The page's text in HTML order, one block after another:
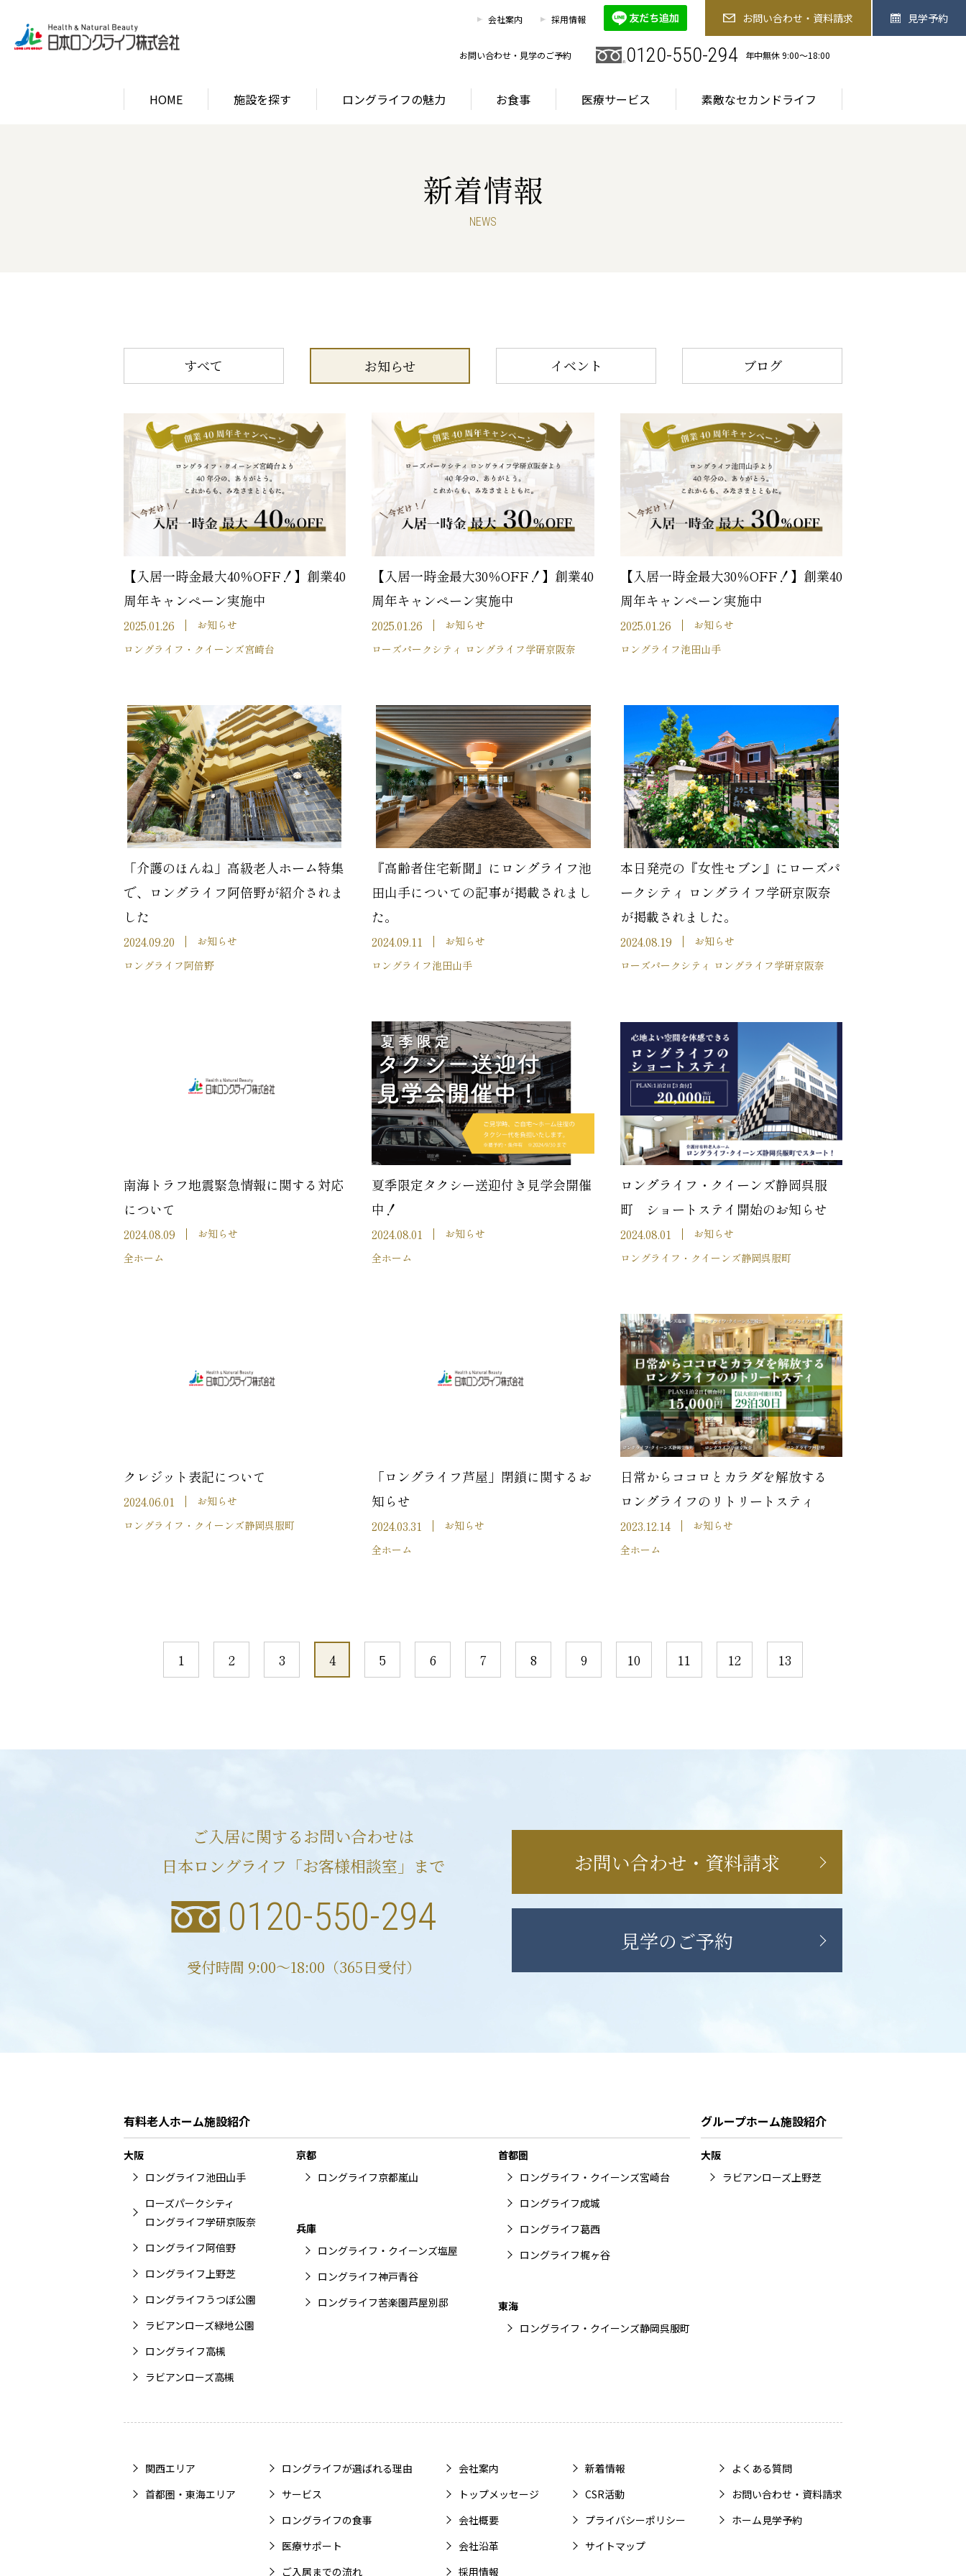
会社案内 採用情報 お問い合わせ・資料請求 見学予約
お問い合わせ・見学のご予約 0120-550-294 年中無休 9:00〜18:00
HOME 施設を探す ロングライフの魅力 お食事 医療サービス 素敵なセカンドライフ
お客様相談室 0120-550-294 お問い合わせ・資料請求 見学予約
首都圏・東海エリア
ロングライフの魅力
ロングライフが選ばれる理由 サービス
お食事 医療サービス
新着情報
NEWS
すべて お知らせ イベント ブログ
【入居一時金最大40％OFF！】創業40
周年キャンペーン実施中
2025.01.26
お知らせ
ロングライフ・クイーンズ宮崎台
【入居一時金最大30％OFF！】創業40
周年キャンペーン実施中
2025.01.26
お知らせ
ローズパークシティ ロングライフ学研京阪奈
【入居一時金最大30％OFF！】創業40
周年キャンペーン実施中
2025.01.26
お知らせ
ロングライフ池田山手
「介護のほんね」高級老人ホーム特集
で、ロングライフ阿倍野が紹介されま
した
2024.09.20
お知らせ
ロングライフ阿倍野
『高齢者住宅新聞』にロングライフ池
田山手についての記事が掲載されまし
た。
2024.09.11
お知らせ
ロングライフ池田山手
本日発売の『女性セブン』にローズパ
ークシティ ロングライフ学研京阪奈
が掲載されました。
2024.08.19
お知らせ
ローズパークシティ ロングライフ学研京阪奈
南海トラフ地震緊急情報に関する対応
について
2024.08.09
お知らせ
全ホーム
夏季限定タクシー送迎付き見学会開催
中！
2024.08.01
お知らせ
全ホーム
ロングライフ・クイーンズ静岡呉服
町 ショートステイ開始のお知らせ
2024.08.01
お知らせ
ロングライフ・クイーンズ静岡呉服町
クレジット表記について
2024.06.01
お知らせ
ロングライフ・クイーンズ静岡呉服町
「ロングライフ芦屋」閉鎖に関するお
知らせ
2024.03.31
お知らせ
全ホーム
日常からココロとカラダを解放する
ロングライフのリトリートスティ
2023.12.14
お知らせ
全ホーム
1 2 3 4 5 6 7 8 9 10 11 12 13
ご入居に関するお問い合わせは
日本ロングライフ「お客様相談室」まで
0120-550-294
受付時間 9:00〜18:00（365日受付）
お問い合わせ・資料請求
見学のご予約
有料老人ホーム施設紹介
大阪
ロングライフ池田山手
ローズパークシティ
ロングライフ学研京阪奈
ロングライフ阿倍野
ロングライフ上野芝
ロングライフうつぼ公園
ラビアンローズ緑地公園
ロングライフ高槻
ラビアンローズ高槻
京都
ロングライフ京都嵐山
兵庫
ロングライフ・クイーンズ塩屋
ロングライフ神戸青谷
ロングライフ苦楽園芦屋別邸
首都圏
ロングライフ・クイーンズ宮崎台
ロングライフ成城
ロングライフ葛西
ロングライフ梶ヶ谷
東海
ロングライフ・クイーンズ静岡呉服町
グループホーム施設紹介
大阪
ラビアンローズ上野芝
関西エリア
首都圏・東海エリア
ロングライフが選ばれる理由
サービス
ロングライフの食事
医療サポート
ご入居までの流れ
会社案内
トップメッセージ
会社概要
会社沿革
採用情報
新着情報
CSR活動
プライバシーポリシー
サイトマップ
よくある質問
お問い合わせ・資料請求
ホーム見学予約